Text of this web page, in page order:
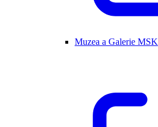
Muzea a Galerie MSK